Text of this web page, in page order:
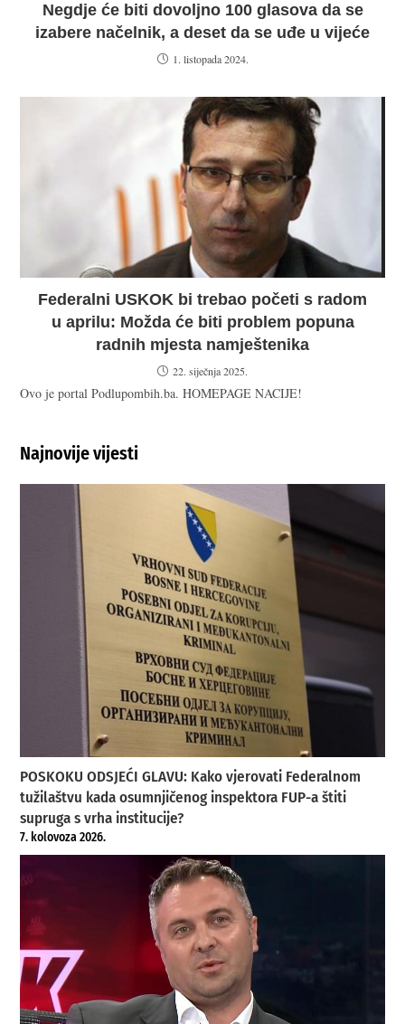
Negdje će biti dovoljno 100 glasova da se
izabere načelnik, a deset da se uđe u vijeće
1. listopada 2024.
Federalni USKOK bi trebao početi s radom
u aprilu: Možda će biti problem popuna
radnih mjesta namještenika
22. siječnja 2025.
Ovo je portal Podlupombih.ba. HOMEPAGE NACIJE!
Najnovije vijesti
POSKOKU ODSJEĆI GLAVU: Kako vjerovati Federalnom
tužilaštvu kada osumnjičenog inspektora FUP-a štiti
supruga s vrha institucije?
7. kolovoza 2026.